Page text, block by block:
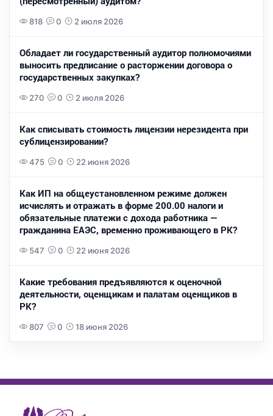
818 0 2 июля 2026
Обладает ли государственный аудитор полномочиями
выносить предписание о расторжении договора о
государственных закупках?
270 0 2 июля 2026
Как списывать стоимость лицензии нерезидента при
сублицензировании?
475 0 22 июня 2026
Как ИП на общеустановленном режиме должен
исчислять и отражать в форме 200.00 налоги и
обязательные платежи с дохода работника —
гражданина ЕАЭС, временно проживающего в РК?
547 0 22 июня 2026
Какие требования предъявляются к оценочной
деятельности, оценщикам и палатам оценщиков в
РК?
807 0 18 июня 2026